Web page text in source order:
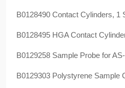
B0128490 Contact Cylinders, 1
B0128495 HGA Contact
B0129258 Sample Probe for
B0129303 Polystyrene Sample